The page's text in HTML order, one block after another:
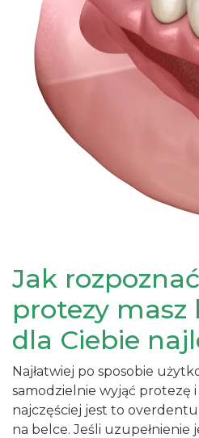
Jak
protezy masz
dla Ciebie
Najłatwiej po sposobie
samodzielnie wyjąć protezę i
najczęściej jest to
na belce. Jeśli uzupełnienie